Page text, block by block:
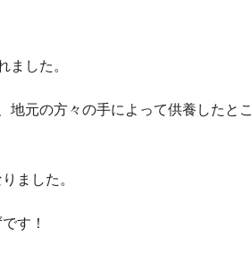
ました。
地元の方々の手によって供養したとこ
ました。
す！